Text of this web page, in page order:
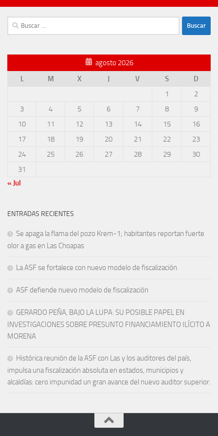
Buscar:
agosto 2026
L
M X J V S
D
1
2
3
4 5 6 7 8
9
10
11 12 13 14 15
16
17
18 19 20 21 22
23
24
25 26 27 28 29
30
31
« Jul
ENTRADAS RECIENTES
Se apaga la flama del pozo Krem-1; habitantes reportan fuerte
olor a gas en Las Choapas
La ASF se fortalece con nuevo modelo de fiscalización
ASF defiende nuevo modelo de fiscalización
GERARDO PEÑA, BAJO LA LUPA: SU POSIBLE PAPEL EN
INVESTIGACIONES SOBRE PRESUNTO FINANCIAMIENTO ILÍCITO A
MORENA
Histórica reunión de la ASF con Las y los auditores del país,
impulsa una fiscalización absoluta en estados, municipios y
alcaldías: cero impunidad un gran avance del nuevo auditor superior.